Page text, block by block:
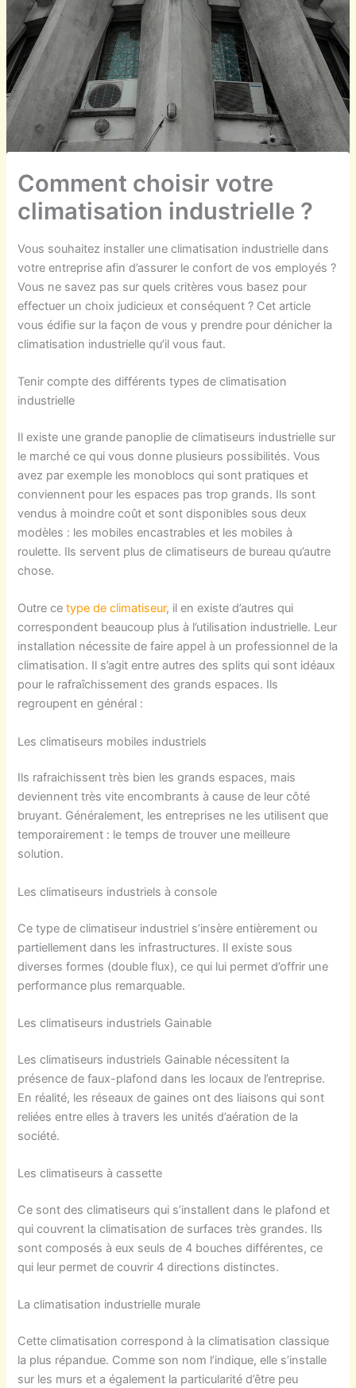
Comment choisir votre
climatisation industrielle ?
Vous souhaitez installer une climatisation industrielle dans
votre entreprise afin d’assurer le confort de vos employés ?
Vous ne savez pas sur quels critères vous basez pour
effectuer un choix judicieux et conséquent ? Cet article
vous édifie sur la façon de vous y prendre pour dénicher la
climatisation industrielle qu’il vous faut.
Tenir compte des différents types de climatisation
industrielle
Il existe une grande panoplie de climatiseurs industrielle sur
le marché ce qui vous donne plusieurs possibilités. Vous
avez par exemple les monoblocs qui sont pratiques et
conviennent pour les espaces pas trop grands. Ils sont
vendus à moindre coût et sont disponibles sous deux
modèles : les mobiles encastrables et les mobiles à
roulette. Ils servent plus de climatiseurs de bureau qu’autre
chose.
Outre cetype de climatiseur, il en existe d’autres qui
correspondent beaucoup plus à l’utilisation industrielle. Leur
installation nécessite de faire appel à un professionnel de la
climatisation. Il s’agit entre autres des splits qui sont idéaux
pour le rafraîchissement des grands espaces. Ils
regroupent en général :
Les climatiseurs mobiles industriels
Ils rafraichissent très bien les grands espaces, mais
deviennent très vite encombrants à cause de leur côté
bruyant. Généralement, les entreprises ne les utilisent que
temporairement : le temps de trouver une meilleure
solution.
Les climatiseurs industriels à console
Ce type de climatiseur industriel s’insère entièrement ou
partiellement dans les infrastructures. Il existe sous
diverses formes (double flux), ce qui lui permet d’offrir une
performance plus remarquable.
Les climatiseurs industriels Gainable
Les climatiseurs industriels Gainable nécessitent la
présence de faux-plafond dans les locaux de l’entreprise.
En réalité, les réseaux de gaines ont des liaisons qui sont
reliées entre elles à travers les unités d’aération de la
société.
Les climatiseurs à cassette
Ce sont des climatiseurs qui s’installent dans le plafond et
qui couvrent la climatisation de surfaces très grandes. Ils
sont composés à eux seuls de 4 bouches différentes, ce
qui leur permet de couvrir 4 directions distinctes.
La climatisation industrielle murale
Cette climatisation correspond à la climatisation classique
la plus répandue. Comme son nom l’indique, elle s’installe
sur les murs et a également la particularité d’être peu